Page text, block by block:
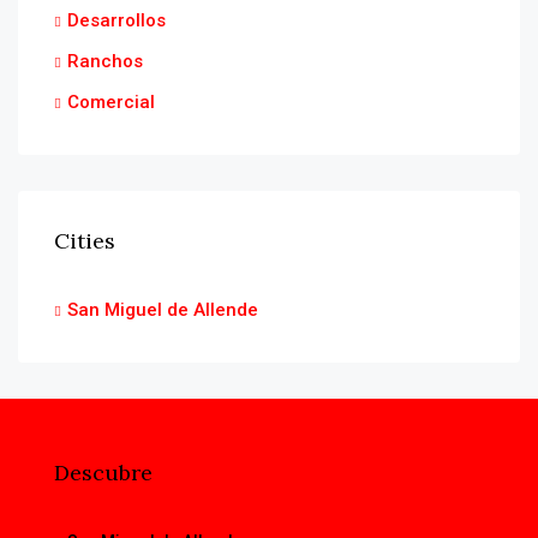
Desarrollos
Ranchos
Comercial
Cities
San Miguel de Allende
Descubre